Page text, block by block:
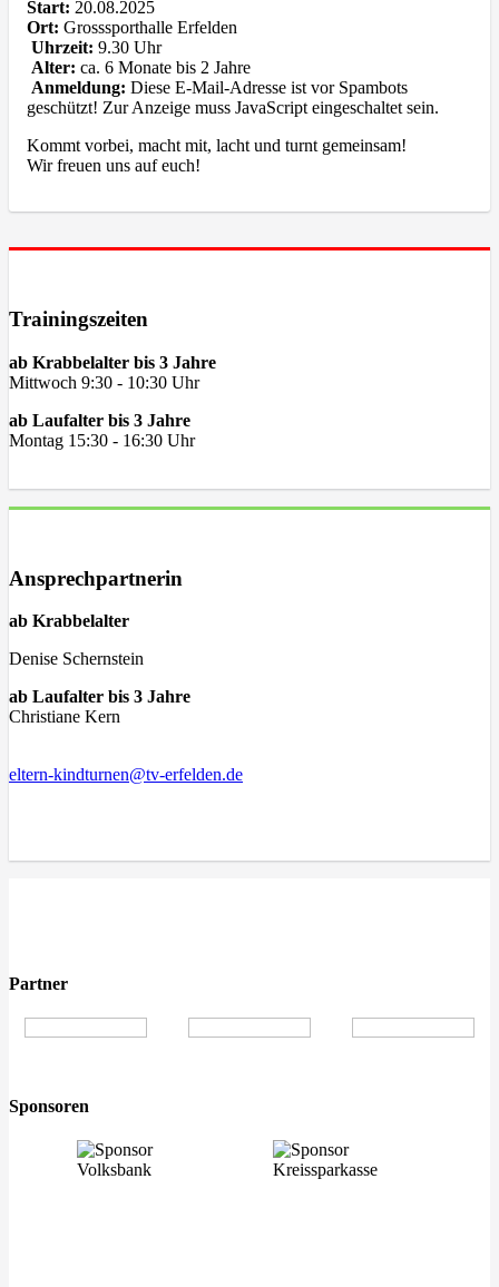
Start: 20.08.2025
Ort: Grosssporthalle Erfelden
Uhrzeit: 9.30 Uhr
Alter: ca. 6 Monate bis 2 Jahre
Anmeldung: Diese E-Mail-Adresse ist vor Spambots
geschützt! Zur Anzeige muss JavaScript eingeschaltet sein.
Kommt vorbei, macht mit, lacht und turnt gemeinsam!
Wir freuen uns auf euch!
Trainingszeiten
ab Krabbelalter bis 3 Jahre
Mittwoch 9:30 - 10:30 Uhr
ab Laufalter bis 3 Jahre
Montag 15:30 - 16:30 Uhr
Ansprechpartnerin
ab Krabbelalter
Denise Schernstein
ab Laufalter bis 3 Jahre
Christiane Kern
eltern-kindturnen@tv-erfelden.de
Partner
Sponsoren